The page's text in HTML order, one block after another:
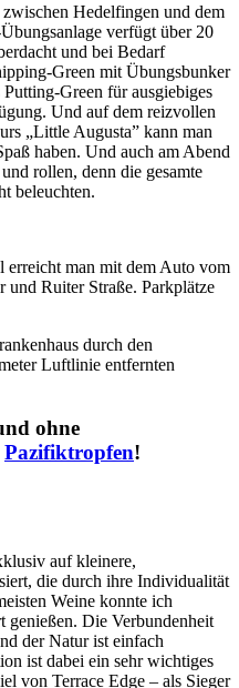
Hedelfingen und dem
verfügt über 20
und bei Bedarf
Green mit Übungs­bunker
Green für ausgiebiges
Und auf dem reizvollen
„Little Augusta” kann man
haben. Und auch am Abend
rollen, denn die gesamte
beleuchten.
erreicht man mit dem Auto vom
und Ruiter Straße. Parkplätze
durch den
Luftlinie entfernten
ohne
Pazifiktropfen!
auf kleinere,
die durch ihre Individualität
Weine konnte ich
genießen. Die Verbundenheit
der Natur ist einfach
ist dabei ein sehr wichtiges
von Terrace Edge – als Sieger